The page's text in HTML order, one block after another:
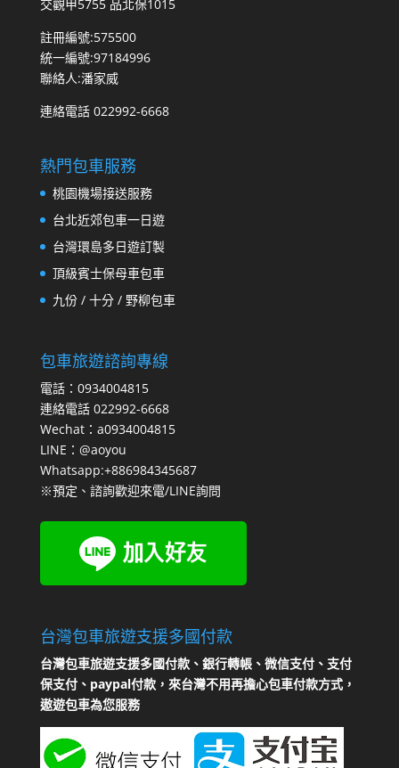
交觀甲5755 品北保1015
註冊編號:575500
統一編號:97184996
聯絡人:潘家威
連絡電話 022992-6668
熱門包車服務
桃園機場接送服務
台北近郊包車一日遊
台灣環島多日遊訂製
頂級賓士保母車包車
九份 / 十分 / 野柳包車
包車旅遊諮詢專線
電話：0934004815
連絡電話 022992-6668
Wechat：a0934004815
LINE：@aoyou
Whatsapp:+886984345687
※預定、諮詢歡迎來電/LINE詢問
台灣包車旅遊支援多國付款
台灣包車旅遊支援多國付款、銀行轉帳、微信支付、支付
保支付、paypal付款，來台灣不用再擔心包車付款方式，
遨遊包車為您服務